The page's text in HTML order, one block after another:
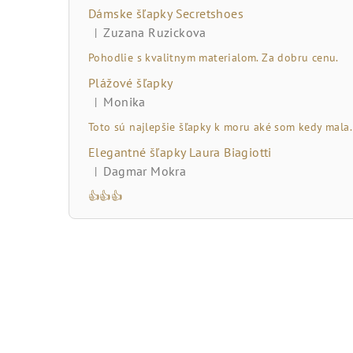
l
Dámske šľapky Secretshoes
Hodnotenie produktu je 5 z 5 hviezdičiek.
| Zuzana Ruzickova
Pohodlie s kvalitnym materialom. Za dobru cenu.
Plážové šľapky
Hodnotenie produktu je 5 z 5 hviezdičiek.
| Monika
Toto sú najlepšie šľapky k moru aké som kedy mala.
Elegantné šľapky Laura Biagiotti
Hodnotenie produktu je 5 z 5 hviezdičiek.
| Dagmar Mokra
👍👍👍